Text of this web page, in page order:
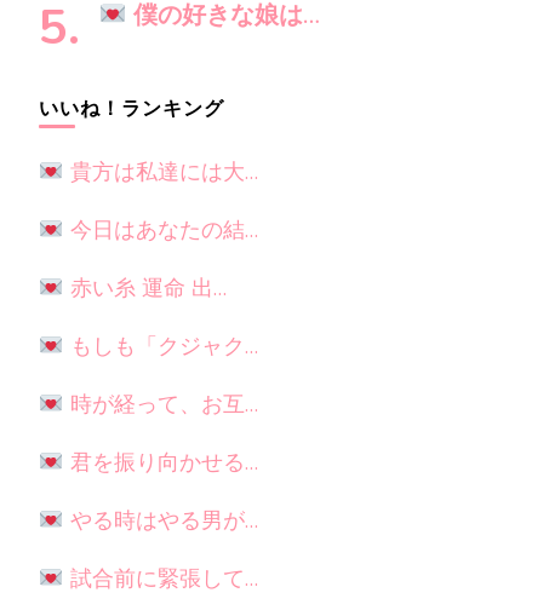
僕の好きな娘は…
いいね！ランキング
貴方は私達には大…
今日はあなたの結…
赤い糸 運命 出…
もしも「クジャク…
時が経って、お互…
君を振り向かせる…
やる時はやる男が…
試合前に緊張して…